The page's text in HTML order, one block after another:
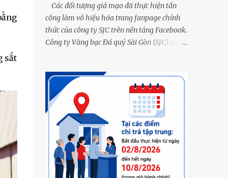
sắt
Các đối tượng giả mạo đã thực hiện tấn
công làm vô hiệu hóa trang fanpage chính
thức của công ty SJC trên nền tảng Facebook.
Công ty Vàng bạc Đá quý Sài Gòn (SJC) vừa
fanpage chính thức của công ty SJC trên nền
tảng Facebook (đường link page
www.facebook.com/sjcsaigon). Trước đó,
công ty liên tục ghi nhận và cảnh báo đến
khách hàng việc các đối tượng xấu giả mạo
Fanpage của SJC trên nền tảng Facebook
nhằm mục đích lừa đảo, trục lợi. Để bảo đảm
an toàn tài sản cho khách hàng, công ty SJC